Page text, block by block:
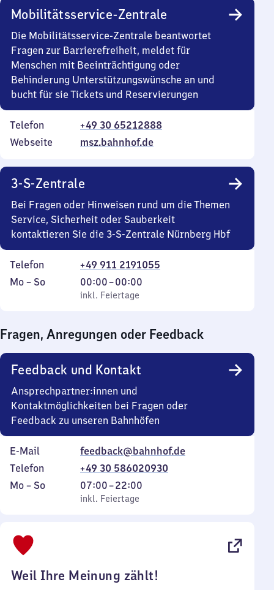
Mobilitätsservice-Zentrale
Die Mobilitätsservice-Zentrale beantwortet
Fragen zur Barrierefreiheit, meldet für
Menschen mit Beeinträchtigung oder
Behinderung Unterstützungswünsche an und
bucht für sie Tickets und Reservierungen
Telefon
+49 30 65212888
Webseite
msz.bahnhof.de
3-S-Zentrale
Bei Fragen oder Hinweisen rund um die Themen
Service, Sicherheit oder Sauberkeit
kontaktieren Sie die 3-S-Zentrale Nürnberg Hbf
Telefon
+49 911 2191055
Montag
Mo – So,
inkl. Feiertage
00:00–00:00
Von
0
0
Uhr
inkl. Feiertage
Fragen, Anregungen oder Feedback
Feedback und Kontakt
Ansprechpartner:innen und
Kontaktmöglichkeiten bei Fragen oder
Feedback zu unseren Bahnhöfen
E-Mail
feedback@bahnhof.de
Telefon
+49 30 586020930
Montag
Mo – So,
inkl. Feiertage
07:00–22:00
Von
7
inkl. Feiertage
Weil Ihre Meinung zählt!